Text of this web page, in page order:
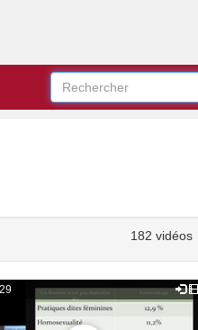
182 vidéos